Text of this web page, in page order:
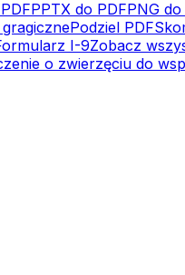
PPTX do PDFPNG do
Podziel PDF
I-9Zobacz
o zwierzęciu do